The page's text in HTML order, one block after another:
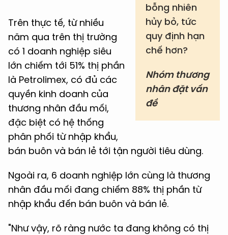
bỗng nhiên
hủy bỏ, tức
quy định hạn
chế hơn?
Nhóm thương
nhân đặt vấn
đề
Trên thực tế, từ nhiều
năm qua trên thị trường
có 1 doanh nghiệp siêu
lớn chiếm tới 51% thị phần
là Petrolimex, có đủ các
quyền kinh doanh của
thương nhân đầu mối,
đặc biệt có hệ thống
phân phối từ nhập khẩu,
bán buôn và bán lẻ tới tận người tiêu dùng.
Ngoài ra, 6 doanh nghiệp lớn cùng là thương
nhân đầu mối đang chiếm 88% thị phần từ
nhập khẩu đến bán buôn và bán lẻ.
"Như vậy, rõ ràng nước ta đang không có thị